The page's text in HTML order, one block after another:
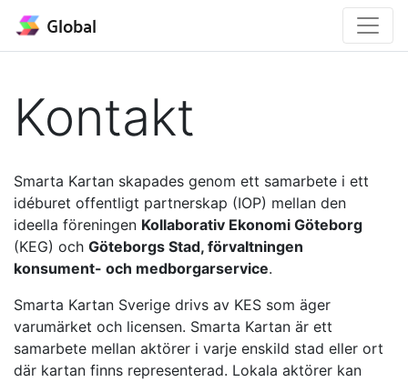
Global
Kontakt
Smarta Kartan skapades genom ett samarbete i ett
idéburet offentligt partnerskap (IOP) mellan den
ideella föreningen Kollaborativ Ekonomi Göteborg
(KEG) och Göteborgs Stad, förvaltningen
konsument- och medborgarservice.
Smarta Kartan Sverige drivs av KES som äger
varumärket och licensen. Smarta Kartan är ett
samarbete mellan aktörer i varje enskild stad eller ort
där kartan finns representerad. Lokala aktörer kan